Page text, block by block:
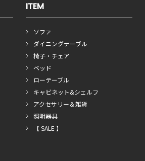
ITEM
ソファ
ダイニングテーブル
椅子・チェア
ベッド
ローテーブル
キャビネット&シェルフ
アクセサリー＆雑貨
照明器具
【 SALE 】